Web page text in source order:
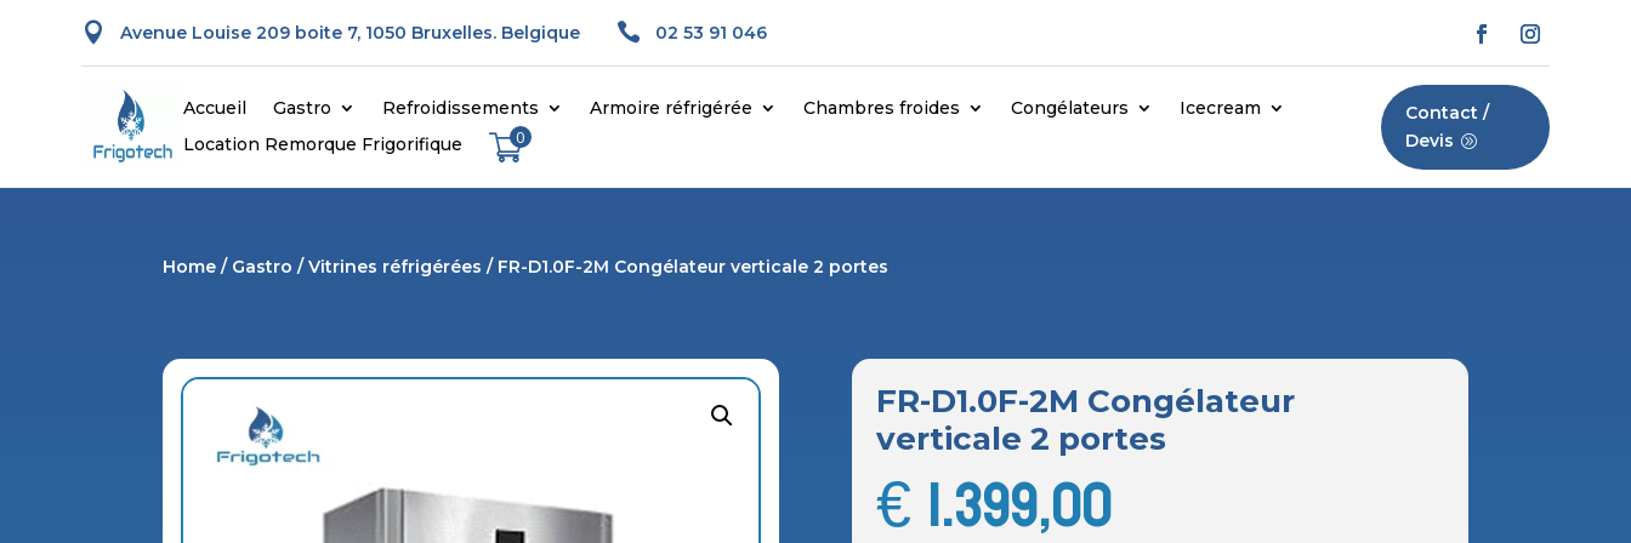
 Avenue Louise 209 boite 7, 1050 Bruxelles. Belgique  02 53 91 046
Accueil Gastro Refroidissements Armoire réfrigérée Chambres froides Congélateurs
Icecream
Location Remorque Frigorifique
0
Contact /
Devis
Home / Gastro /Vitrines réfrigérées / FR-D1.0F-2M Congélateur verticale 2 portes
FR-D1.0F-2M Congélateur
verticale 2 portes
€1.399,00